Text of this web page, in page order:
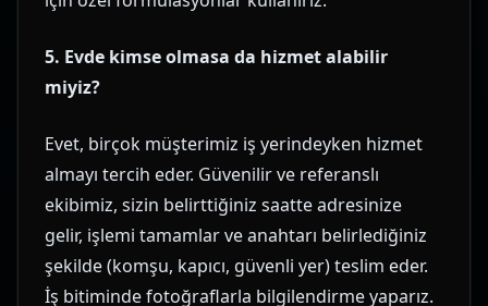
5. Evde kimse olmasa da hizmet alabilir
miyiz?
Evet, birçok müşterimiz iş yerindeyken hizmet
almayı tercih eder. Güvenilir ve referanslı
ekibimiz, sizin belirttiğiniz saatte adresinize
gelir, işlemi tamamlar ve anahtarı belirlediğiniz
şekilde (komşu, kapıcı, güvenli yer) teslim eder.
İş bitiminde fotoğraflarla bilgilendirme yaparız.